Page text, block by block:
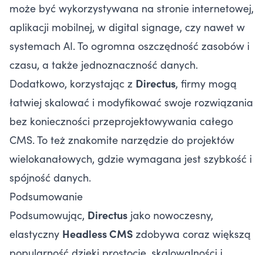
może być wykorzystywana na stronie internetowej,
aplikacji mobilnej, w digital signage, czy nawet w
systemach AI. To ogromna oszczędność zasobów i
czasu, a także jednoznaczność danych.
Dodatkowo, korzystając z Directus, firmy mogą
łatwiej skalować i modyfikować swoje rozwiązania
bez konieczności przeprojektowywania całego
CMS. To też znakomite narzędzie do projektów
wielokanałowych, gdzie wymagana jest szybkość i
spójność danych.
Podsumowanie
Podsumowując, Directus jako nowoczesny,
elastyczny Headless CMS zdobywa coraz większą